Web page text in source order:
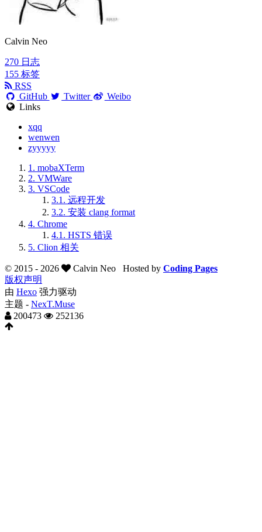
Calvin Neo
270 日志
155 标签
RSS
GitHub
Twitter
Weibo
Links
xqq
wenwen
zyyyyy
1. mobaXTerm
2. VMWare
3. VSCode
3.1. 远程开发
3.2. 安装 clang format
4. Chrome
4.1. HSTS 错误
5. Clion 相关
© 2015 - 2026 Calvin Neo Hosted by Coding Pages
版权声明
由 Hexo 强力驱动
主题 - NexT.Muse
200473
252136